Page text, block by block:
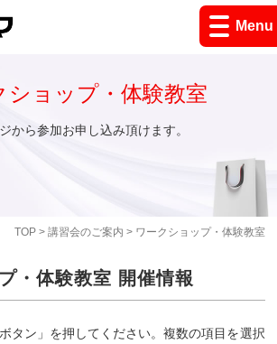
Menu
TOP> 講習会のご案内 > ワークショップ・体験教室
ショップ・体験教室
から参加お申し込み頂けます。
・体験教室 開催情報
タン」を押してください。複数の項目を選択